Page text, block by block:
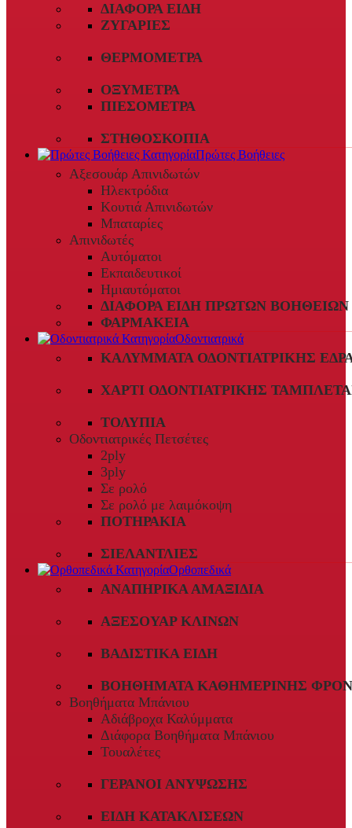
ΔΙΆΦΟΡΑ ΕΊΔΗ
ΖΥΓΑΡΙΈΣ
ΘΕΡΜΌΜΕΤΡΑ
ΟΞΎΜΕΤΡΑ
ΠΙΕΣΌΜΕΤΡΑ
ΣΤΗΘΟΣΚΌΠΙΑ
Πρώτες Βοήθειες
Αξεσουάρ Απινιδωτών
Ηλεκτρόδια
Κουτιά Απινιδωτών
Μπαταρίες
Απινιδωτές
Αυτόματοι
Εκπαιδευτικοί
Ημιαυτόματοι
ΔΙΆΦΟΡΑ ΕΊΔΗ ΠΡΏΤΩΝ ΒΟΗΘΕΙΏΝ
ΦΑΡΜΑΚΕΊΑ
Οδοντιατρικά
ΚΑΛΎΜΜΑΤΑ ΟΔΟΝΤΙΑΤΡΙΚΉΣ
ΧΑΡΤΊ ΟΔΟΝΤΙΑΤΡΙΚΉΣ
ΤΟΛΎΠΙΑ
Οδοντιατρικές Πετσέτες
2ply
3ply
Σε ρολό
Σε ρολό με λαιμόκοψη
ΠΟΤΗΡΆΚΙΑ
ΣΙΕΛΑΝΤΛΊΕΣ
Ορθοπεδικά
ΑΝΑΠΗΡΙΚΆ ΑΜΑΞΊΔΙΑ
ΑΞΕΣΟΥΆΡ ΚΛΙΝΏΝ
ΒΑΔΙΣΤΙΚΆ ΕΊΔΗ
ΒΟΗΘΉΜΑΤΑ ΚΑΘΗΜΕΡΙΝΉΣ
Βοηθήματα Μπάνιου
Αδιάβροχα Καλύμματα
Διάφορα Βοηθήματα Μπάνιου
Τουαλέτες
ΓΕΡΑΝΟΊ ΑΝΎΨΩΣΗΣ
ΕΊΔΗ ΚΑΤΑΚΛΊΣΕΩΝ